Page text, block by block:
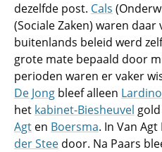
dezelfde post. Cals
(Sociale Zaken) waren
buitenlands beleid werd
grote mate bepaald door
perioden waren er vaker
De Jong bleef alleen
het kabinet-Biesheuvel
Agt en Boersma. In Van
der Stee door. Na Paars